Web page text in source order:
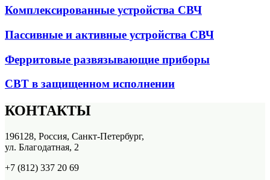
Комплексированные устройства СВЧ
Пассивные и активные устройства СВЧ
Ферритовые развязывающие приборы
СВТ в защищенном исполнении
КОНТАКТЫ
196128, Россия, Санкт-Петербург,
ул. Благодатная, 2
+7 (812) 337 20 69